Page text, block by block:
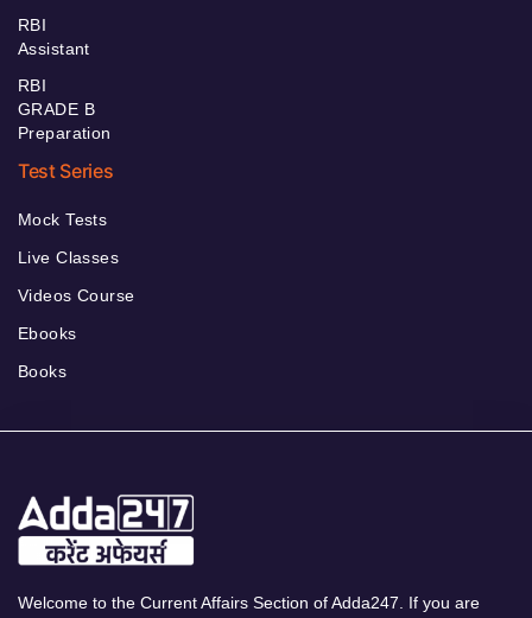
RBI
Assistant
RBI
GRADE B
Preparation
Test Series
Mock Tests
Live Classes
Videos Course
Ebooks
Books
Welcome to the Current Affairs Section of Adda247. If you are